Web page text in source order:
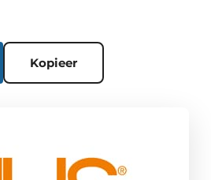
Kopieer